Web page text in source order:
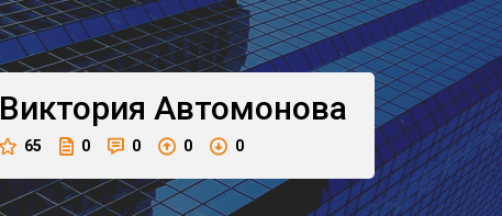
Виктория Автомонова
65 0 0 0 0